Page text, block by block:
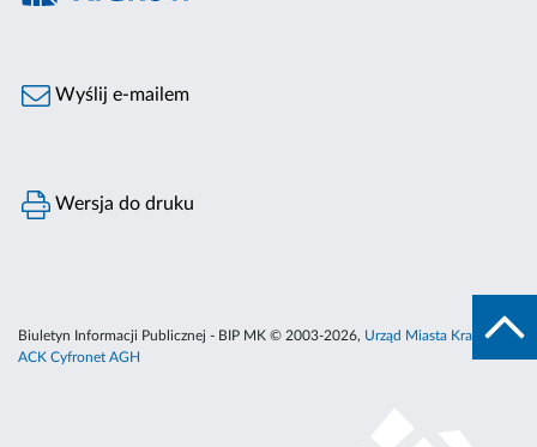
Wyślij e-mailem
Wersja do druku
Biuletyn Informacji Publicznej - BIP MK © 2003-2026, Urząd Miasta Krakowa
ACK Cyfronet AGH